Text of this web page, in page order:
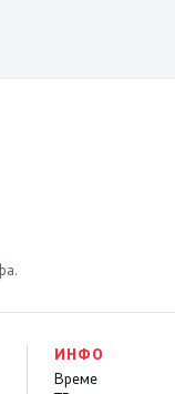
ИНФО
Време